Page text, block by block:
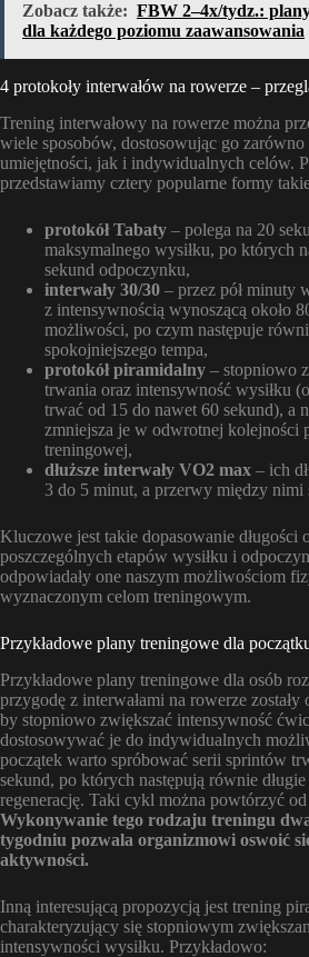
Zobacz także: FBW 2–4x/tydz.:
dla każdego poziomu zaawansowania
4 protokoły interwałów na rowerze –
Trening interwałowy na rowerze można
wiele sposobów, dostosowując go
umiejętności, jak i indywidualnych celów.
przedstawiamy cztery popularne formy
protokół Tabaty – polega na 20
maksymalnego wysiłku, po których
sekund odpoczynku,
interwały 30/30 – przez pół minuty
z intensywnością wynoszącą około
możliwości, po czym następuje
spokojniejszego tempa,
protokół piramidalny – stopniowo
trwania oraz intensywność wysiłku
trwać od 15 do nawet 60 sekund), a
zmniejsza je w odwrotnej kolejności
treningowej,
dłuższe interwały VO2 max – ich
3 do 5 minut, a przerwy między nimi
Kluczowe jest takie dopasowanie długości
poszczególnych etapów wysiłku i
odpowiadały one naszym możliwościom
wyznaczonym celom treningowym.
Przykładowe plany treningowe dla
Przykładowe plany treningowe dla osób
przygodę z interwałami na rowerze zostały
by stopniowo zwiększać intensywność
dostosowywać je do indywidualnych
początek warto spróbować serii sprintów
sekund, po których następują równie
regenerację. Taki cykl można powtórzyć od
Wykonywanie tego rodzaju treningu
tygodniu pozwala organizmowi oswoić
aktywności.
Inną interesującą propozycją jest trening
charakteryzujący się stopniowym
intensywności wysiłku. Przykładowo: